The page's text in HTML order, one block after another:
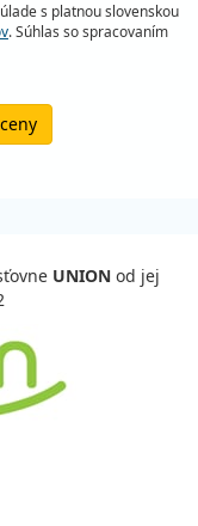
s platnou slovenskou
. Súhlas so spracovaním
UNION od jej